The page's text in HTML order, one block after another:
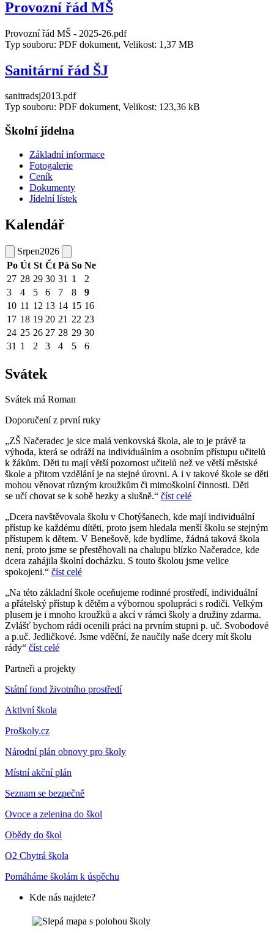
Provozní řád MŠ
Provozní řád MŠ - 2025-26.pdf
Typ souboru: PDF dokument, Velikost: 1,37 MB
Sanitární řád ŠJ
sanitradsj2013.pdf
Typ souboru: PDF dokument, Velikost: 123,36 kB
Školní jídelna
Základní informace
Fotogalerie
Ceník
Dokumenty
Jídelní lístek
Kalendář
Srpen2026
Po Út St Čt Pá So Ne
27 28 29 30 31 1
2
3
4 5 6 7 8
9
10 11 12 13 14 15 16
17 18 19 20 21 22 23
24 25 26 27 28 29 30
31 1 2 3 4 5 6
Svátek
Svátek má Roman
Doporučení z první ruky
„ZŠ Načeradec je sice malá venkovská škola, ale to je právě ta
výhoda, která se odráží na individuálním a osobním přístupu učitelů
k žákům. Děti tu mají větší pozornost učitelů než ve větší městské
škole a přitom vzdělání je na stejné úrovni. A i v takové škole se děti
mohou věnovat různým kroužkům či mimoškolní činnosti. Děti
se učí chovat se k sobě hezky a slušně.“ číst celé
„Dcera navštěvovala školu v Chotýšanech, kde mají individuální
přístup ke každému dítěti, proto jsem hledala menší školu se stejným
přístupem k dětem. V Benešově, kde bydlíme, žádná taková škola
není, proto jsme se přestěhovali na chalupu blízko Načeradce, kde
dcera zahájila školní docházku. S touto školou jsme velice
spokojeni.“ číst celé
„Na této základní škole oceňujeme rodinné prostředí, individuální
a přátelský přístup k dětěm a výbornou spolupráci s rodiči. Velkým
plusem je i mnoho kroužků a akcí v rámci školy a družiny zdarma.
Zvlášť bychom rádi ocenili práci na prvním stupni p. uč. Svobodové
a p.uč. Jedličkové. Jsme vděční, že naučily naše dcery mít školu
rády“ číst celé
Partneři a projekty
Státní fond životního prostředí
Aktivní škola
Proškoly.cz
Národní plán obnovy pro školy
Místní akční plán
Seznam se bezpečně
Ovoce a zelenina do škol
Obědy do škol
O2 Chytrá škola
Pomáháme školám k úspěchu
Kde nás najdete?